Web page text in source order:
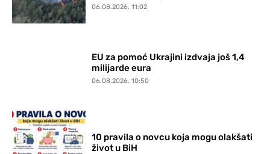
06.08.2026. 11:02
EU za pomoć Ukrajini izdvaja još 1,4
milijarde eura
06.08.2026. 10:50
10 pravila o novcu koja mogu olakšati
život u BiH